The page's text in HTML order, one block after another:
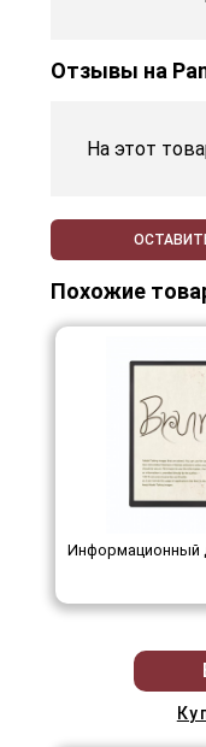
Отзывы на
На этот
Похожие
Информационный